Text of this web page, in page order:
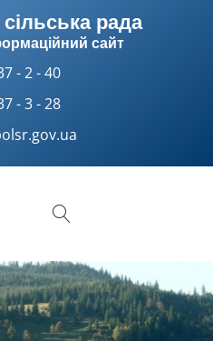
рада
сайт
- 2 - 40
- 3 - 28